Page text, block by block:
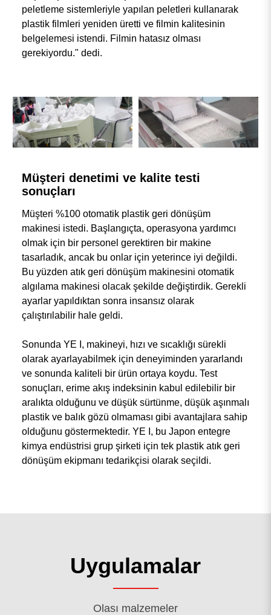
peletleme sistemleriyle yapılan peletleri kullanarak
plastik filmleri yeniden üretti ve filmin kalitesinin
belgelemesi istendi. Filmin hatasız olması
gerekiyordu." dedi.
Müşteri denetimi ve kalite testi
sonuçları
Müşteri %100 otomatik plastik geri dönüşüm
makinesi istedi. Başlangıçta, operasyona yardımcı
olmak için bir personel gerektiren bir makine
tasarladık, ancak bu onlar için yeterince iyi değildi.
Bu yüzden atık geri dönüşüm makinesini otomatik
algılama makinesi olacak şekilde değiştirdik. Gerekli
ayarlar yapıldıktan sonra insansız olarak
çalıştırılabilir hale geldi.
Sonunda YE I, makineyi, hızı ve sıcaklığı sürekli
olarak ayarlayabilmek için deneyiminden yararlandı
ve sonunda kaliteli bir ürün ortaya koydu. Test
sonuçları, erime akış indeksinin kabul edilebilir bir
aralıkta olduğunu ve düşük sürtünme, düşük aşınmalı
plastik ve balık gözü olmaması gibi avantajlara sahip
olduğunu göstermektedir. YE I, bu Japon entegre
kimya endüstrisi grup şirketi için tek plastik atık geri
dönüşüm ekipmanı tedarikçisi olarak seçildi.
Uygulamalar
Olası malzemeler